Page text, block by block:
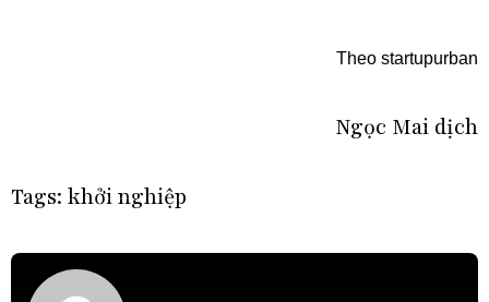
Theo startupurban
Ngọc Mai dịch
Tags: khởi nghiệp